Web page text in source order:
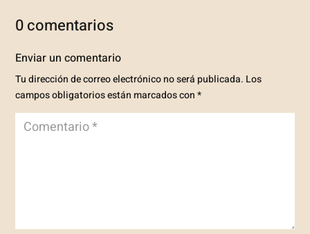
0 comentarios
Enviar un comentario
Tu dirección de correo electrónico no será publicada. Los
campos obligatorios están marcados con*